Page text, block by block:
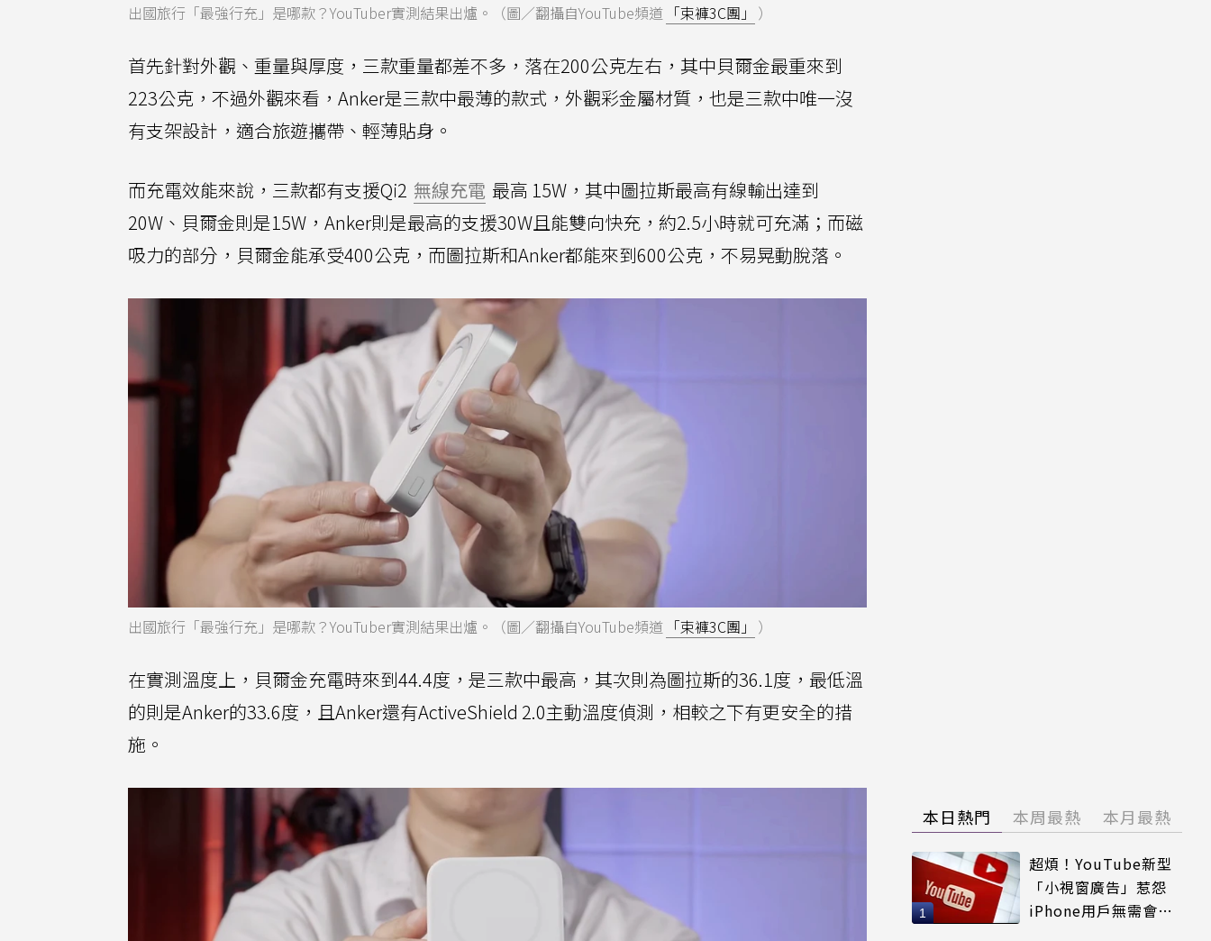
出國旅行「最強行充」是哪款？YouTuber實測結果出爐。（圖／翻攝自YouTube頻道 「束褲3C團」 ）
首先針對外觀、重量與厚度，三款重量都差不多，落在200公克左右，其中貝爾金最重來到
223公克，不過外觀來看，Anker是三款中最薄的款式，外觀彩金屬材質，也是三款中唯一沒
有支架設計，適合旅遊攜帶、輕薄貼身。
而充電效能來說，三款都有支援Qi2 無線充電 最高 15W，其中圖拉斯最高有線輸出達到
20W、貝爾金則是15W，Anker則是最高的支援30W且能雙向快充，約2.5小時就可充滿；而磁
吸力的部分，貝爾金能承受400公克，而圖拉斯和Anker都能來到600公克，不易晃動脫落。
出國旅行「最強行充」是哪款？YouTuber實測結果出爐。（圖／翻攝自YouTube頻道 「束褲3C團」 ）
在實測溫度上，貝爾金充電時來到44.4度，是三款中最高，其次則為圖拉斯的36.1度，最低溫
的則是Anker的33.6度，且Anker還有ActiveShield 2.0主動溫度偵測，相較之下有更安全的措
施。
本日熱門 本周最熱 本月最熱
超煩！YouTube新型
「小視窗廣告」惹怨
iPhone用戶無需會員